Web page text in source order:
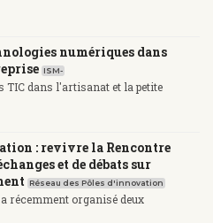
numériques dans
ISM-
TIC dans l'artisanat et la petite
: revivre la Rencontre
et de débats sur
Réseau des Pôles d'innovation
récemment organisé deux